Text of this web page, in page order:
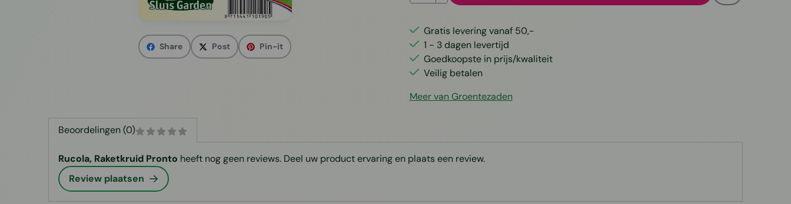
Share Post Pin-it
Gratis levering vanaf 50,-
1 - 3 dagen levertijd
Goedkoopste in prijs/kwaliteit
Veilig betalen
Meer van Groentezaden
Beoordelingen (0)
Rucola, Raketkruid Pronto heeft nog geen reviews. Deel uw product ervaring en plaats een review.
Review plaatsen